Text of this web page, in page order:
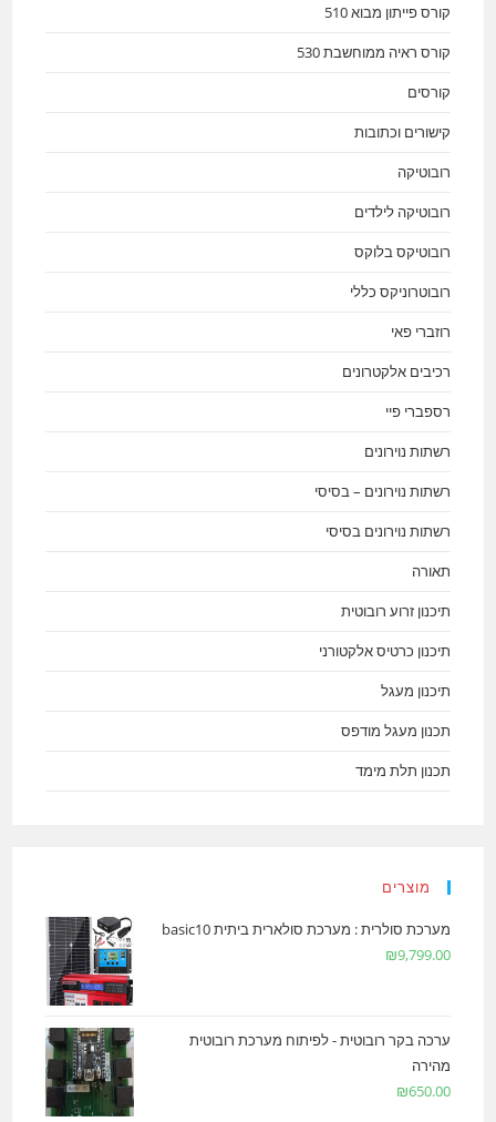
קורס פייתון מבוא 510
קורס ראיה ממוחשבת 530
קורסים
קישורים וכתובות
רובוטיקה
רובוטיקה לילדים
רובוטיקס בלוקס
רובוטרוניקס כללי
רוזברי פאי
רכיבים אלקטרונים
רספברי פיי
רשתות נוירונים
רשתות נוירונים – בסיסי
רשתות נוירונים בסיסי
תאורה
תיכנון זרוע רובוטית
תיכנון כרטיס אלקטורני
תיכנון מעגל
תכנון מעגל מודפס
תכנון תלת מימד
מוצרים
מערכת סולרית : מערכת סולארית ביתית basic10
₪9,799.00
ערכה בקר רובוטית - לפיתוח מערכת רובוטית
מהירה
₪650.00